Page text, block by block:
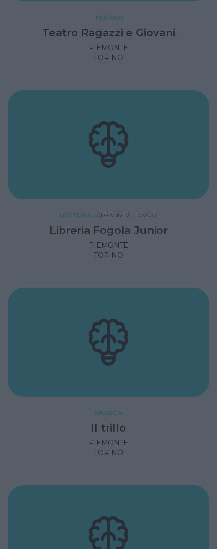
TEATRO
Teatro Ragazzi e Giovani
PIEMONTE
TORINO
LETTURA • CREATIVITÀ • DANZA
Libreria Fogola Junior
PIEMONTE
TORINO
MUSICA
Il trillo
PIEMONTE
TORINO